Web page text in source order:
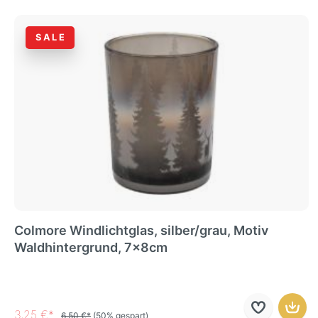
SALE
Colmore Windlichtglas, silber/grau, Motiv
Waldhintergrund, 7x8cm
3,25 €* 6,50 €* (50% gespart)